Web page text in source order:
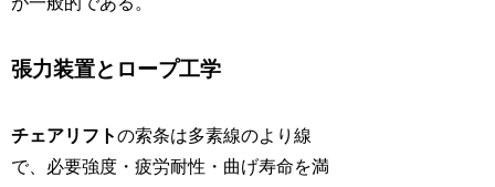
張力装置とロープ工学
チェアリフトの索条は多素線のより線
で、必要強度・疲労耐性・曲げ寿命を満